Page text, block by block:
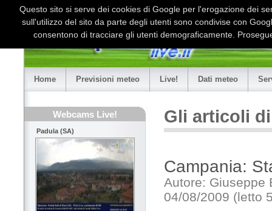
Home Previsioni meteo Live! Dati meteo
Webcams Live!
Padula (SA)
Gli articoli
Campania:
Autore: Giuseppe
04/08/2009 (letto
Questo sito si serve dei cookies di Google per l'erogazione dei
sull'utilizzo del sito da parte degli utenti sono condivise con
consentono di tracciare gli utenti demograficamente.